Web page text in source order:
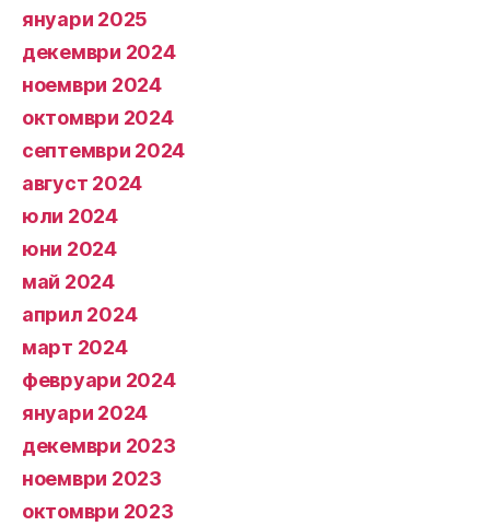
януари 2025
декември 2024
ноември 2024
октомври 2024
септември 2024
август 2024
юли 2024
юни 2024
май 2024
април 2024
март 2024
февруари 2024
януари 2024
декември 2023
ноември 2023
октомври 2023